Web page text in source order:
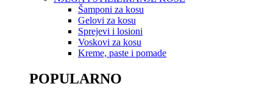
Šamponi za kosu
Gelovi za kosu
Sprejevi i losioni
Voskovi za kosu
Kreme, paste i pomade
POPULARNO